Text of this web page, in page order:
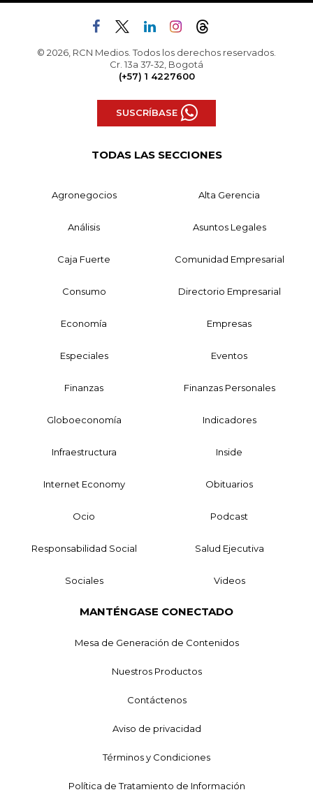
© 2026, RCN Medios. Todos los derechos reservados.
Cr. 13a 37-32, Bogotá
(+57) 1 4227600
SUSCRÍBASE
TODAS LAS SECCIONES
Agronegocios Alta Gerencia
Análisis Asuntos Legales
Caja Fuerte Comunidad Empresarial
Consumo Directorio Empresarial
Economía Empresas
Especiales Eventos
Finanzas Finanzas Personales
Globoeconomía Indicadores
Infraestructura Inside
Internet Economy Obituarios
Ocio Podcast
Responsabilidad Social Salud Ejecutiva
Sociales Videos
MANTÉNGASE CONECTADO
Mesa de Generación de Contenidos
Nuestros Productos
Contáctenos
Aviso de privacidad
Términos y Condiciones
Política de Tratamiento de Información